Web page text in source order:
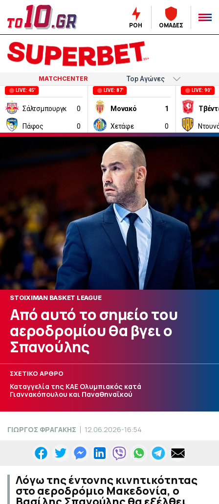
ΡΟΗ ΟΜΑΔΕΣ
MATCHCENTER
LIVE: 45'
Σάλτσμπουργκ 0
Πάφος 0
LIVE: 87'
Μονακό 1
Χετάφε 0
LIVE: 90'
STOIXIMAN BASKET LEAGUE
Από αυτό το σημείο του
αεροδρομίου θα βγει ο
Σπανούλης
ΣΧΕΤΙΚΟ ΑΡΘΡΟ
Καταγγελία της ΚΑΕ Ολυμπιακός κατά
Γιαννακόπουλου και Παναθηναϊκού
ΓΙΩΡΓΟΣ ΦΡΑΓΑΚΗΣ 12.06.2026-16:54
Λόγω της έντονης κινητικότητας
στο αεροδρόμιο Μακεδονία, ο